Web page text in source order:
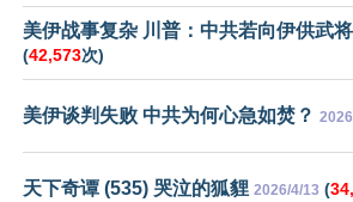
美伊战事复杂 川普：中共若向伊供武
(42,573次)
美伊谈判失败 中共为何心急如焚？
天下奇谭 (535) 哭泣的狐貍 2026/4/13 (